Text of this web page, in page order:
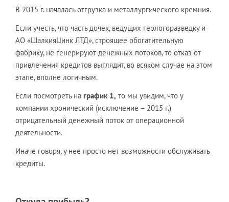
В 2015 г. началась отгрузка и металлургического кремния.
Если учесть, что часть дочек, ведущих геологоразведку и
АО «ШалкияЦинк ЛТД», строящее обогатительную
фабрику, не генерируют денежных потоков, то отказ от
привлечения кредитов выглядит, во всяком случае на этом
этапе, вполне логичным.
Если посмотреть на график 1, то мы увидим, что у
компании хронический (исключение – 2015 г.)
отрицательный денежный поток от операционной
деятельности.
Иначе говоря, у нее просто нет возможности обслуживать
кредиты.